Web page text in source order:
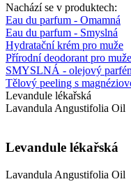
Nachází se v produktech:
Eau du parfum - Omamná
Eau du parfum - Smyslná
Hydratační krém pro muže
Přírodní deodorant pro muže
SMYSLNÁ - olejový
Tělový peeling s
Levandule lékařská
Lavandula Angustifolia Oil
Levandule lékařská
Lavandula Angustifolia Oil